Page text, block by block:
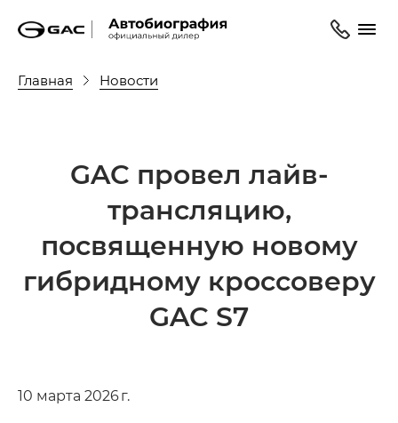
Главная Новости
GAC провел лайв-
трансляцию,
посвященную новому
гибридному кроссоверу
GAC S7
10 марта 2026 г.